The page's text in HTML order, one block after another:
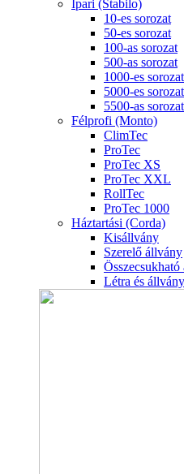
Ipari (Stabilo)
10-es sorozat
50-es sorozat
100-as sorozat
500-as sorozat
1000-es sorozat
5000-es sorozat
5500-as sorozat
Félprofi (Monto)
ClimTec
ProTec
ProTec XS
ProTec XXL
RollTec
ProTec 1000
Háztartási (Corda)
Kisállvány
Szerelő állvány
Létra és